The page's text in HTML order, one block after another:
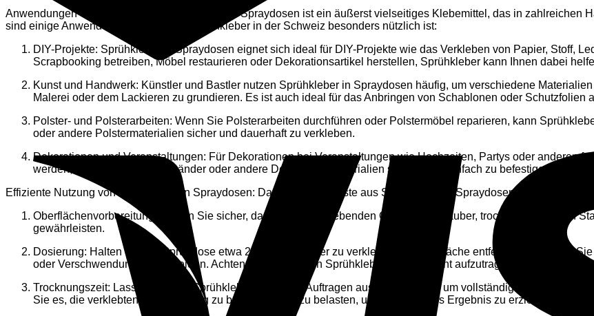
Anwendungen von Sprühkleber: Sprühkleber in Spraydosen ist ein äußerst vielseitiges Klebemittel, das in zahlreichen
sind einige Anwendungen, bei denen Sprühkleber in der Schweiz besonders nützlich ist:
DIY-Projekte: Sprühkleber in Spraydosen eignet sich ideal für DIY-Projekte wie das Verkleben von Papier, Stoff,
Scrapbooking betreiben, Möbel restaurieren oder Dekorationsartikel herstellen, Sprühkleber kann Ihnen dabei
Kunst und Handwerk: Künstler und Bastler nutzen Sprühkleber in Spraydosen häufig, um verschiedene
Malerei oder dem Lackieren zu grundieren. Es ist auch ideal für das Anbringen von Schablonen oder Schutzfolien
Polster- und Polsterarbeiten: Wenn Sie Polsterarbeiten durchführen oder Polstermöbel reparieren, kann
oder andere Polstermaterialien sicher und dauerhaft zu verkleben.
Dekorationen und Veranstaltungen: Für Dekorationen bei Veranstaltungen wie Hochzeiten, Partys oder anderen
werden, um Stoffe, Blumen, Bänder oder andere Dekorationsmaterialien schnell und einfach zu befestigen.
Effiziente Nutzung von Sprühkleber in Spraydosen: Damit Sie das Beste aus Sprühkleber in Spraydosen herausholen
Oberflächenvorbereitung: Stellen Sie sicher, dass die zu verklebenden Oberflächen sauber, trocken und frei von
gewährleisten.
Dosierung: Halten Sie die Sprühdose etwa 20-30 cm von der zu verklebenden Oberfläche entfernt und sprühen
oder Verschwendung zu vermeiden. Achten Sie darauf, den Sprühkleber nicht zu dicht aufzutragen, um ein
Trocknungszeit: Lassen Sie den Sprühkleber nach dem Auftragen ausreichend Zeit, um vollständig zu trocknen
Sie es, die verklebten Teile vorzeitig zu bewegen oder zu belasten, um ein optimales Ergebnis zu erzielen.